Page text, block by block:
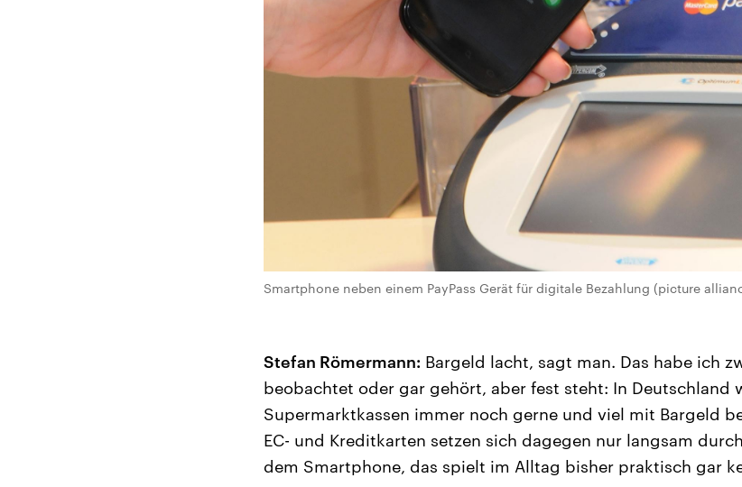
Smartphone neben einem PayPass Gerät für digitale Bezahlung (picture
Stefan Römermann: Bargeld lacht, sagt man. Das habe ich
beobachtet oder gar gehört, aber fest steht: In Deutschland
Supermarktkassen immer noch gerne und viel mit Bargeld
EC- und Kreditkarten setzen sich dagegen nur langsam
dem Smartphone, das spielt im Alltag bisher praktisch gar